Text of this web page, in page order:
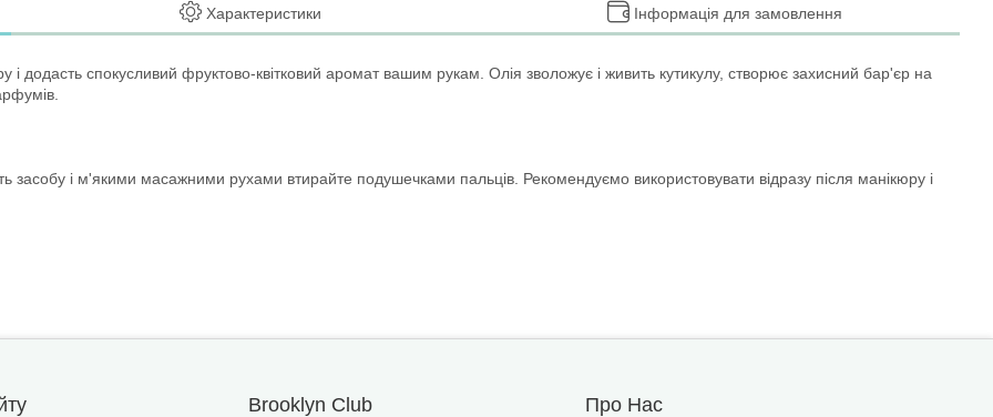
Характеристики Інформація для замовлення
і додасть спокусливий фруктово-квітковий аромат вашим рукам. Олія зволожує і живить кутикулу, створює захисний бар'єр на
засобу і м'якими масажними рухами втирайте подушечками пальців. Рекомендуємо використовувати відразу після манікюру і
Brooklyn Club Про Нас